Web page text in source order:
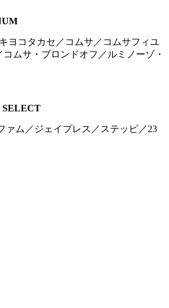
ヨコタカセ／コムサ／コムサフィユ
ムサ・ブロンドオフ／ルミノーゾ・
SELECT
ァム／ジェイプレス／ステッピ／23